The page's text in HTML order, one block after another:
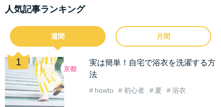
人気記事ランキング
週間 月間
実は簡単！自宅で浴衣を洗濯する方
法
howto 初心者 夏 浴衣
京都